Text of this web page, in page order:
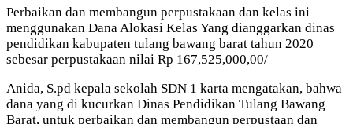
Perbaikan dan membangun perpustakaan dan kelas ini
menggunakan Dana Alokasi Kelas Yang dianggarkan dinas
pendidikan kabupaten tulang bawang barat tahun 2020
sebesar perpustakaan nilai Rp 167,525,000,00/
Anida, S.pd kepala sekolah SDN 1 karta mengatakan, bahwa
dana yang di kucurkan Dinas Pendidikan Tulang Bawang
Barat, untuk perbaikan dan membangun perpustaan dan